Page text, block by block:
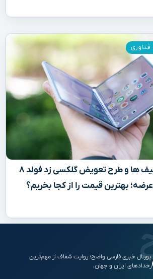
کاهش شدید تخفیف‌ ها و طرح تعویض گلکسی زد فولد ۸
بهترین قیمت را از کجا بخریم؟
پورتال خبری فارسی واضح؛ روایت شفاف از مهم‌ترین
رخدادهای ایران و جهان.